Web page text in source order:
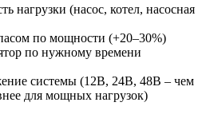
нагрузки (насос, котел, насосная
по мощности (+20–30%)
по нужному времени
системы (12В, 24В, 48В – чем
для мощных нагрузок)